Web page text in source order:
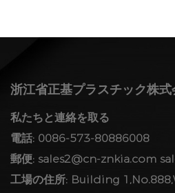
浙江省正基プラスチック株式
私たちと連絡を取る
電話: 0086-573-80886008
郵便: sales2@cn-znkia.com
工場の住所: Building